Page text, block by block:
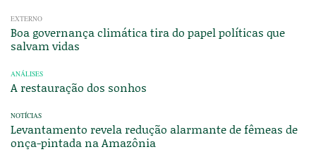
EXTERNO
Boa governança climática tira do papel políticas que
salvam vidas
ANÁLISES
A restauração dos sonhos
NOTÍCIAS
Levantamento revela redução alarmante de fêmeas de
onça-pintada na Amazônia